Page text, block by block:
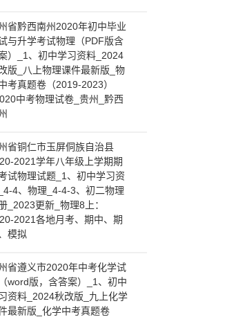
省黔西南州2020年初中毕业
与升学考试物理（PDF版含
）_1、初中学习资料_2024
版_八上物理课件最新版_物
考真题卷（2019-2023）
中考物理试卷_贵州_黔西
省铜仁市玉屏侗族自治县
2021学年八年级上学期期
试物理试题_1、初中学习资
4、物理_4-4-3、初二物理
册_2023更新_物理8上：
2021各地月考、期中、期
模拟
省遵义市2020年中考化学试
word版，含答案）_1、初中
资料_2024秋改版_九上化学
最新版_化学中考真题卷